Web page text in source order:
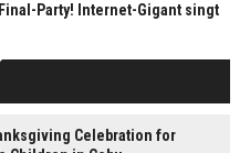
Party! Internet-Gigant singt
Celebration for